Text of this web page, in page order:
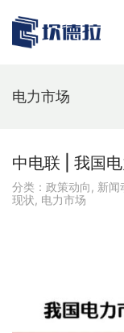
电力市场
中电联 | 我国
分类： 政策动向 , 新闻
现状, 电力市场